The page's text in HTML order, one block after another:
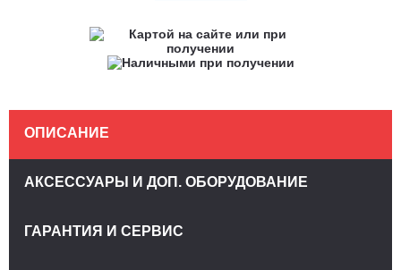
ОПИСАНИЕ
АКСЕССУАРЫ И ДОП. ОБОРУДОВАНИЕ
ГАРАНТИЯ И СЕРВИС